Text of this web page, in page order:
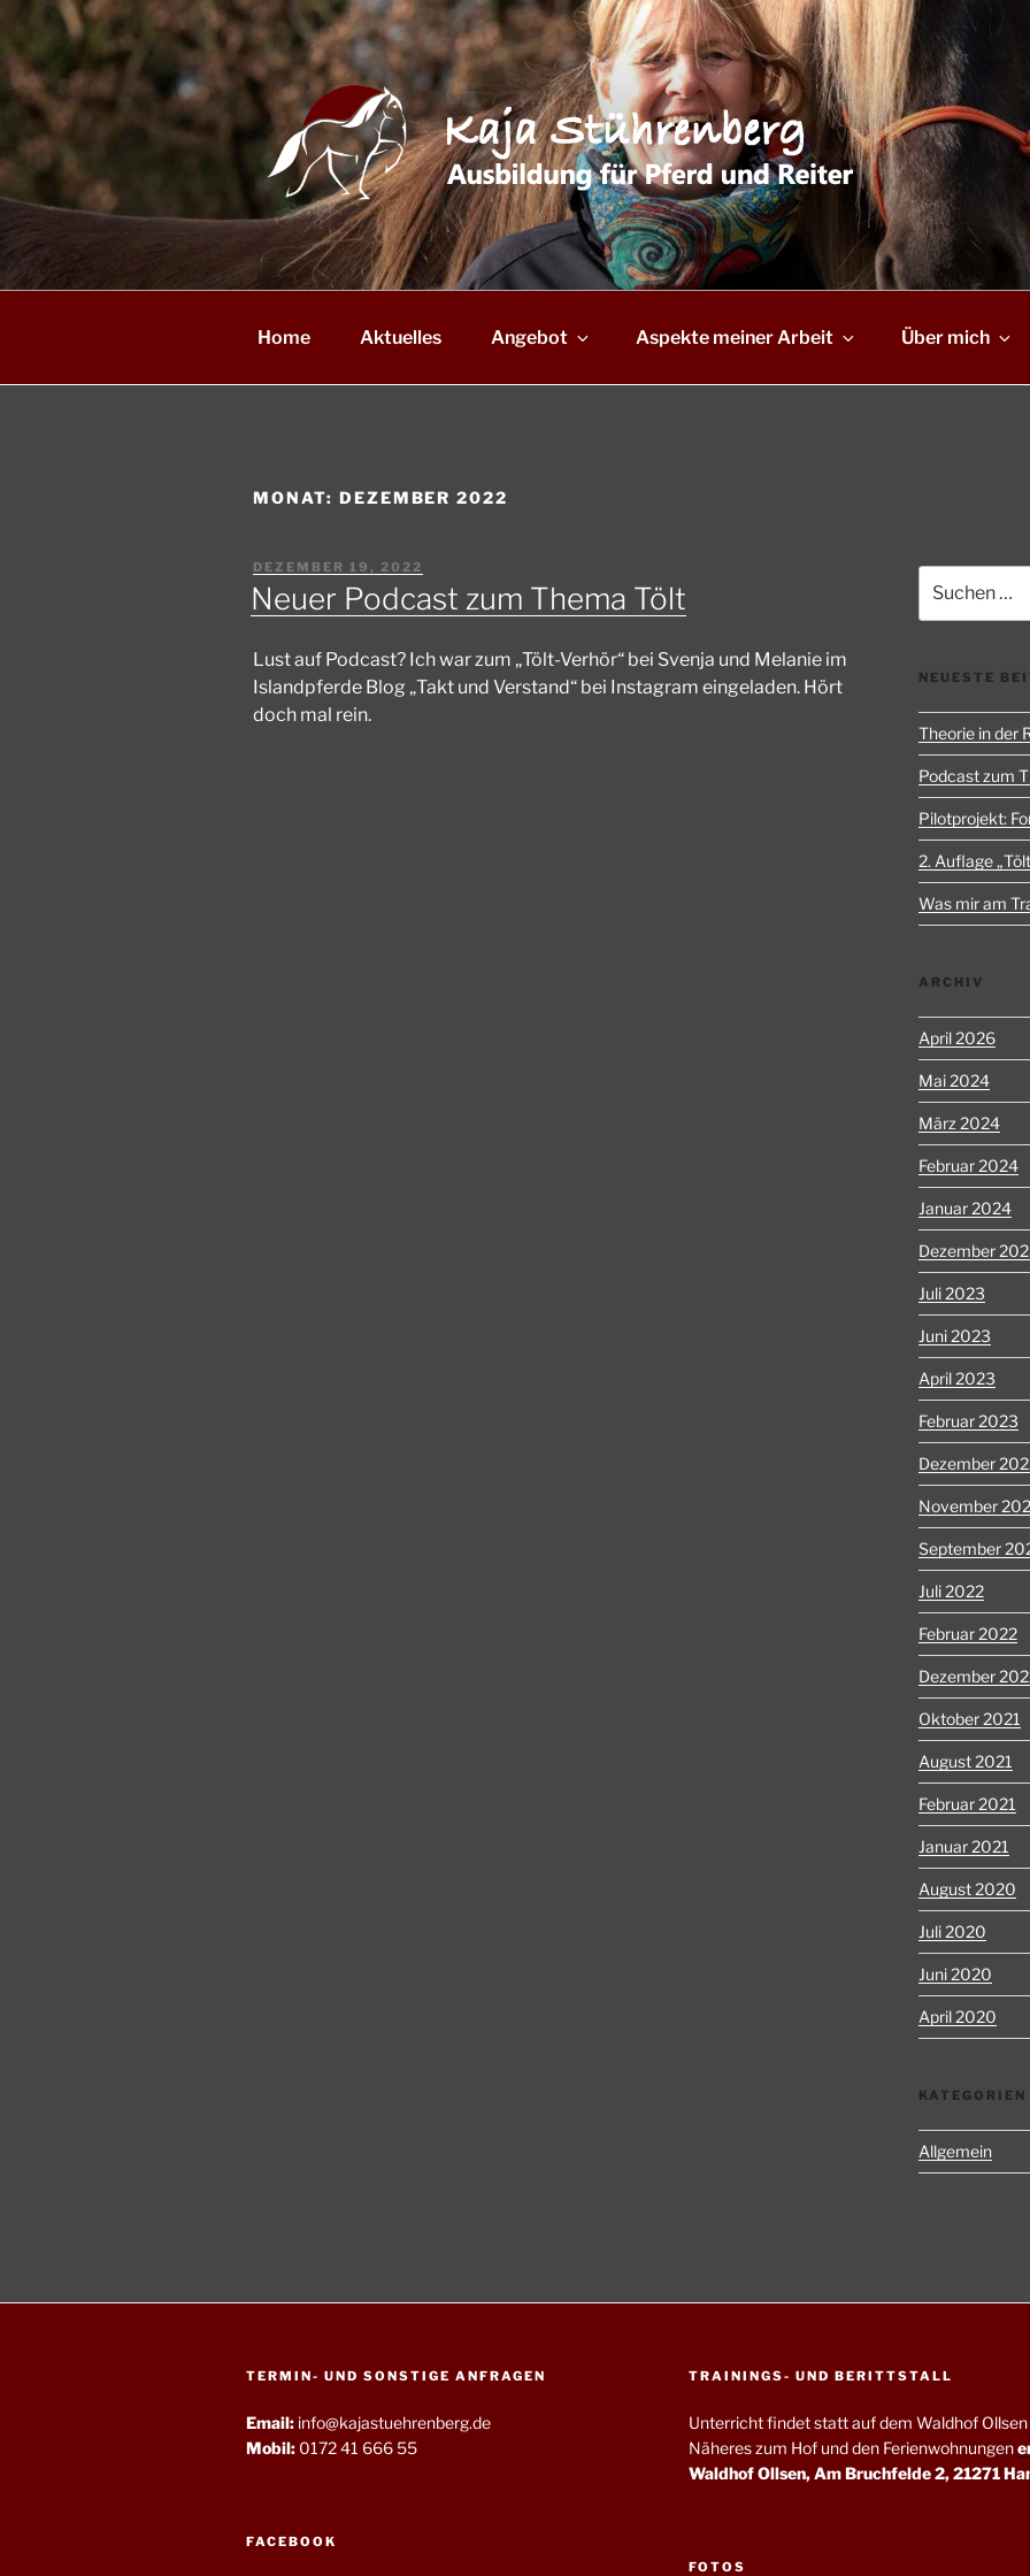
springen
Home Aktuelles Angebot Aspekte meiner Arbeit Über mich
MONAT: DEZEMBER 2022
VERÖFFENTLICHT
AM
DEZEMBER 19, 2022
Neuer Podcast zum Thema Tölt
Lust auf Podcast? Ich war zum „Tölt-Verhör“ bei Svenja und Melanie im
Islandpferde Blog „Takt und Verstand“ bei Instagram eingeladen. Hört
doch mal rein.
nach:
NEUESTE
Theorie in der
Podcast zum
Pilotprojekt:
2. Auflage
Was mir am
ARCHIV
April 2026
Mai 2024
März 2024
Februar 2024
Januar 2024
Dezember
Juli 2023
Juni 2023
April 2023
Februar 2023
Dezember
November
September
Juli 2022
Februar 2022
Dezember
Oktober 2021
August 2021
Februar 2021
Januar 2021
August 2020
Juli 2020
Juni 2020
April 2020
KATEGORIEN
Allgemein
TERMIN- UND SONSTIGE ANFRAGEN
Email: info@kajastuehrenberg.de
Mobil: 0172 41 666 55
FACEBOOK
TRAININGS- UND BERITTSTALL
Unterricht findet statt auf dem Waldhof
Näheres zum Hof und den Ferienwohnungen
Waldhof Ollsen, Am Bruchfelde 2, 21271
FOTOS